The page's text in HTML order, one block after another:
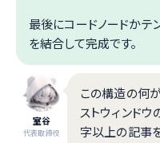
最後にコードノードかテ
を結合して完成です。
室谷
代表取締役
この構造の何
ストウィンドウ
字以上の記事